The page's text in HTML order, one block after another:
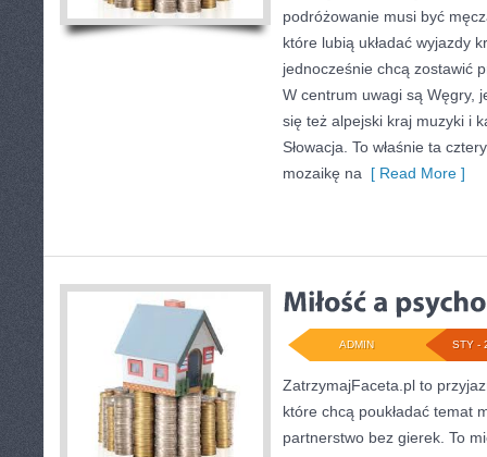
podróżowanie musi być
które lubią układać wyjazdy
jednocześnie chcą zostawić
W centrum uwagi są Węgry,
się też alpejski kraj muzyki i
Słowacja. To właśnie ta
mozaikę na [ Read More ]
STY -
ADMIN
ZatrzymajFaceta.pl to
które chcą poukładać temat
partnerstwo bez gierek. To